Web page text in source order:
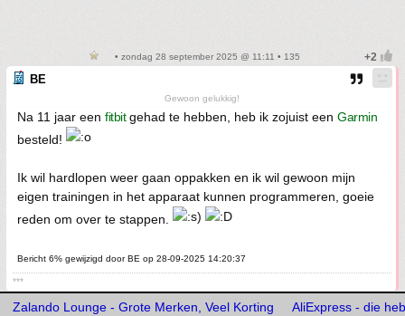
• zondag 28 september 2025 @ 11:11 • 135
BE
Gewoon gelukkig!
Na 11 jaar een fitbitgehad te hebben, heb ik zojuist een Garmin
besteld!
Ik wil hardlopen weer gaan oppakken en ik wil gewoon mijn
eigen trainingen in het apparaat kunnen programmeren, goeie
reden om over te stappen.
Bericht 6% gewijzigd door BE op 28-09-2025 14:20:37
***
Zalando Lounge - Grote Merken, Veel Korting AliExpress - die